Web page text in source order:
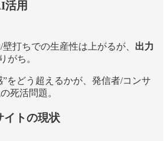
活用
壁打ちでの生産性は上がるが、 出力
がち。
をどう超えるかが、発信者/コンサ
死活問題。
イトの現状